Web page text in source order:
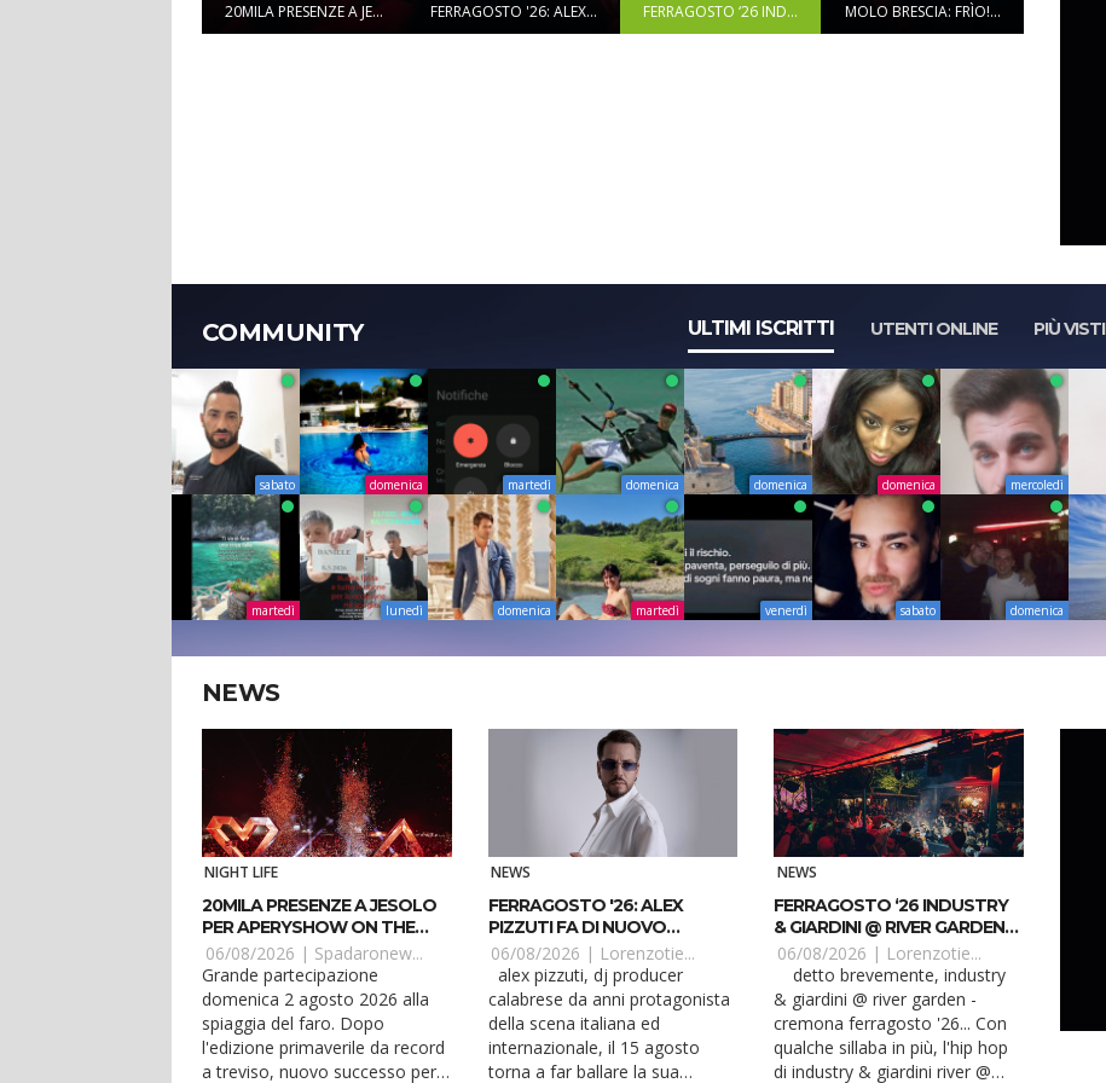
20MILA PRESENZE A JE... FERRAGOSTO '26: ALEX... FERRAGOSTO ‘26 IND... MOLO BRESCIA: FRÌO!...
COMMUNITY ULTIMI ISCRITTI UTENTI ONLINE PIÙ VISTI
sabato domenica martedì domenica domenica domenica mercoledì
martedì lunedì domenica martedì venerdì sabato domenica
NEWS
NIGHT LIFE
20MILA PRESENZE A JESOLO
PER APERYSHOW ON THE
BEACH
06/08/2026 | Spadaronew...
Grande partecipazione
domenica 2 agosto 2026 alla
spiaggia del faro. Dopo
l'edizione primaverile da record
a treviso, nuovo successo per
NEWS
FERRAGOSTO '26: ALEX
PIZZUTI FA DI NUOVO
BALLARE LA SUA COSENZA
06/08/2026 | Lorenzotie...
calabrese da anni protagonista
della scena italiana ed
internazionale, il 15 agosto
torna a far ballare la sua
NEWS
FERRAGOSTO ‘26 INDUSTRY
& GIARDINI @ RIVER GARDEN
CREMONA
06/08/2026 | Lorenzotie...
& giardini @ river garden -
cremona ferragosto '26... Con
qualche sillaba in più, l'hip hop
di industry & giardini river @